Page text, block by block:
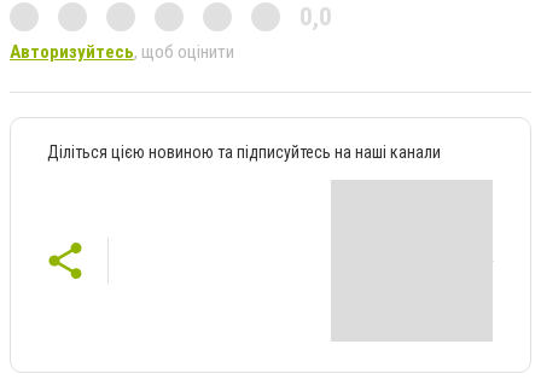
0,0
Авторизуйтесь, щоб оцінити
Діліться цією новиною та підписуйтесь на наші канали